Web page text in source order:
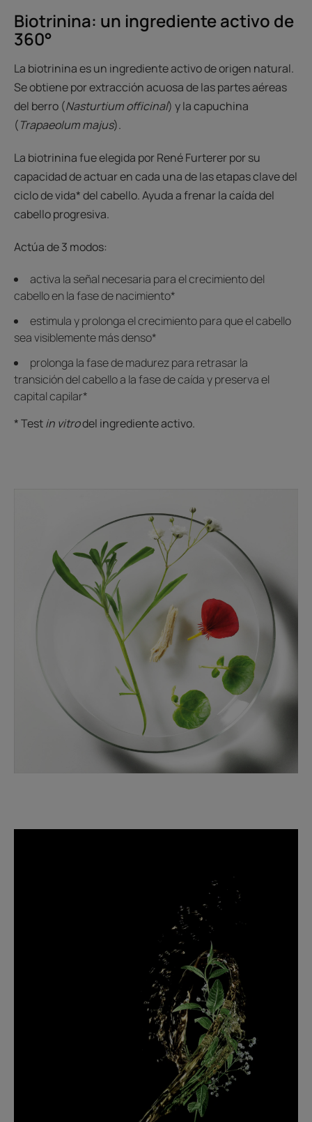
Biotrinina: un ingrediente activo de
360°
La biotrinina es un ingrediente activo de origen natural.
Se obtiene por extracción acuosa de las partes aéreas
del berro (Nasturtium officinal) y la capuchina
(Trapaeolum majus).
La biotrinina fue elegida por René Furterer por su
capacidad de actuar en cada una de las etapas clave del
ciclo de vida* del cabello. Ayuda a frenar la caída del
cabello progresiva.
Actúa de 3 modos:
activa la señal necesaria para el crecimiento del
cabello en la fase de nacimiento*
estimula y prolonga el crecimiento para que el cabello
sea visiblemente más denso*
prolonga la fase de madurez para retrasar la
transición del cabello a la fase de caída y preserva el
capital capilar*
* Testin vitrodel ingrediente activo.